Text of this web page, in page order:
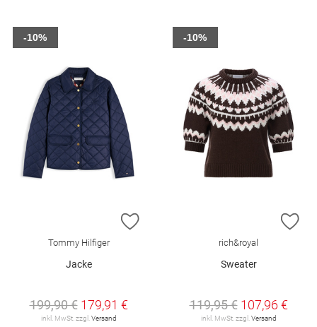
ZUR WUNSCHLISTE HINZUFÜGEN
Tommy Hilfiger
Jacke
199,90 € 179,91 €
inkl. MwSt. zzgl. Versand
-10%
rich&royal
Sweater
119,95 € 107,96 €
inkl. MwSt. zzgl. Versand
-10%